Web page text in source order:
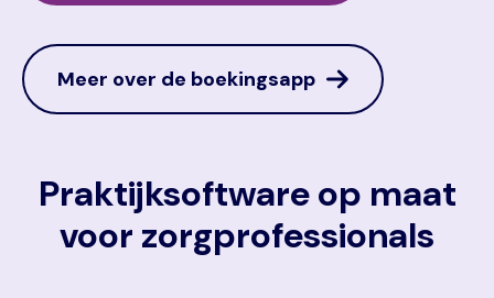
Meer over de boekingsapp
Praktijksoftware op maat
voor zorgprofessionals